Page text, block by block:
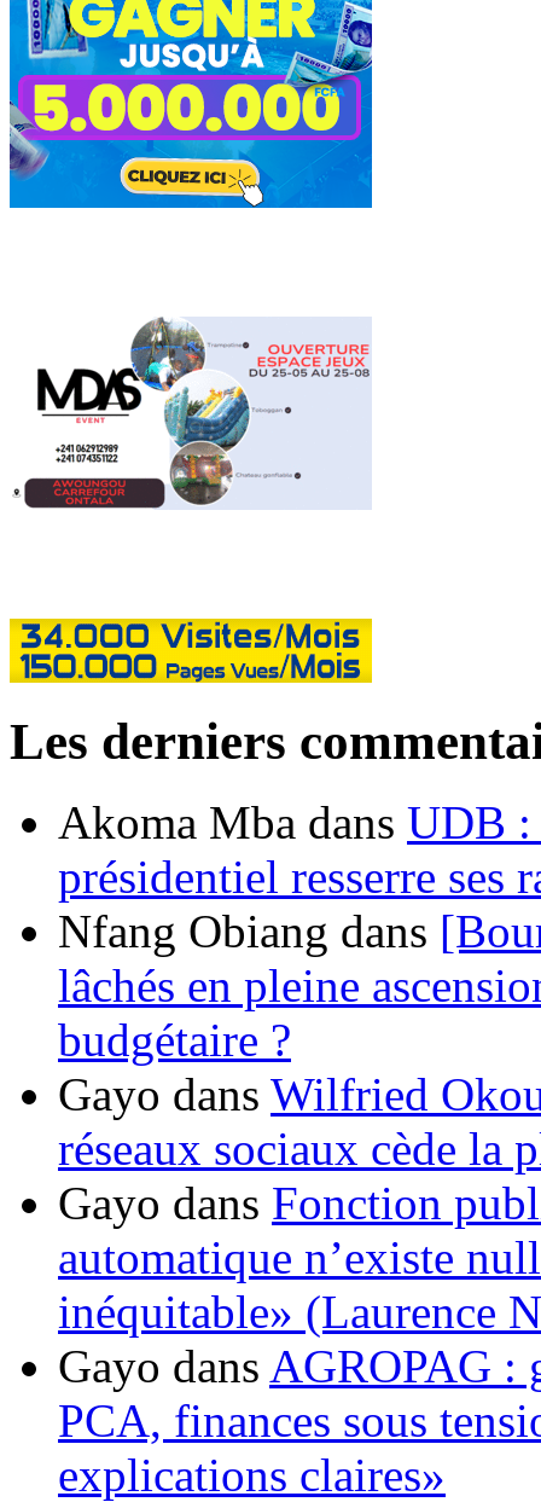
Les derniers
Akoma Mba dans UDB :
présidentiel resserre ses
Nfang Obiang dans
lâchés en pleine
budgétaire ?
Gayo dans Wilfried
réseaux sociaux cède la
Gayo dans Fonction
automatique n’existe
inéquitable» (Laurence
Gayo dans AGROPAG :
PCA, finances sous
explications claires»